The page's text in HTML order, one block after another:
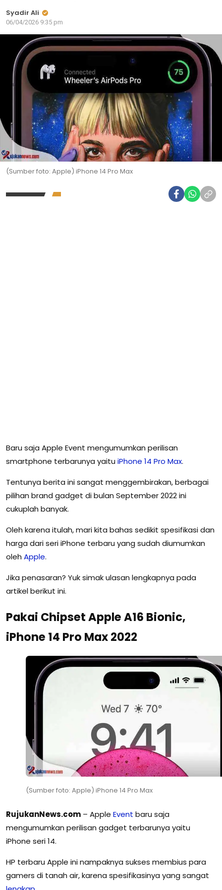
Syadir Ali
06/04/2026 9:35 pm
(Sumber foto: Apple) iPhone 14 Pro Max
Baru saja Apple Event mengumumkan perilisan
smartphone terbarunya yaitu iPhone 14 Pro Max.
Tentunya berita ini sangat menggembirakan, berbagai
pilihan brand gadget di bulan September 2022 ini
cukuplah banyak.
Oleh karena itulah, mari kita bahas sedikit spesifikasi dan
harga dari seri iPhone terbaru yang sudah diumumkan
oleh Apple.
Jika penasaran? Yuk simak ulasan lengkapnya pada
artikel berikut ini.
Pakai Chipset Apple A16 Bionic,
iPhone 14 Pro Max 2022
(Sumber foto: Apple) iPhone 14 Pro Max
RujukanNews.com – Apple Event baru saja
mengumumkan perilisan gadget terbarunya yaitu
iPhone seri 14.
HP terbaru Apple ini nampaknya sukses membius para
gamers di tanah air, karena spesifikasinya yang sangat